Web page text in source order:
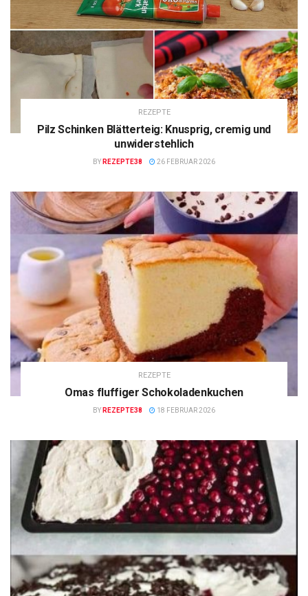
REZEPTE
Pilz Schinken Blätterteig: Knusprig, cremig und
unwiderstehlich
BY REZEPTE38 26 FEBRUAR 2026
REZEPTE
Omas fluffiger Schokoladenkuchen
BY REZEPTE38 18 FEBRUAR 2026